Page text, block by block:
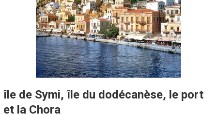
île de Symi, île du dodécanèse, le port
et la Chora